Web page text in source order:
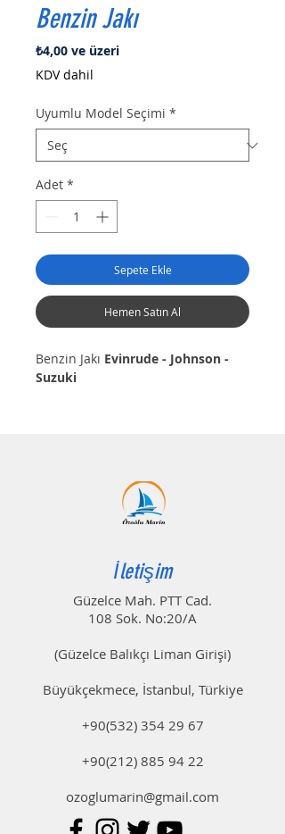
Benzin Jakı
₺4,00 ve üzeriİndirimli
KDV dahil
Uyumlu Model Seçimi *
Adet *
Sepete Ekle
Hemen Satın Al
Benzin Jakı Evinrude - Johnson -
Suzuki
İletişim
Güzelce Mah. PTT Cad.
108 Sok. No:20/A
(Güzelce Balıkçı Liman Girişi)
Büyükçekmece, İstanbul, Türkiye
+90(532) 354 29 67
+90(212) 885 94 22
ozoglumarin@gmail.com